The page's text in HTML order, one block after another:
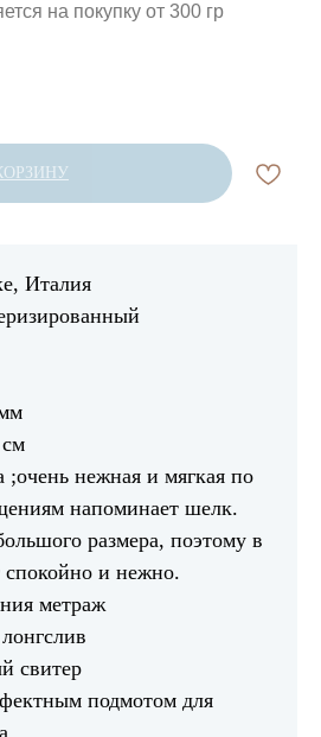
на покупку от 300 гр
Италия
;очень нежная и мягкая по
напоминает шелк.
размера, поэтому в
спокойно и нежно.
метраж
свитер
подмотом для